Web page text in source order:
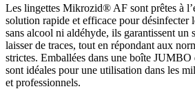
Les lingettes Mikrozid® AF sont prêtes à
solution rapide et efficace pour désinfecter
sans alcool ni aldéhyde, ils garantissent un
laisser de traces, tout en répondant aux
strictes. Emballées dans une boîte JUMBO
sont idéales pour une utilisation dans les
et professionnels.